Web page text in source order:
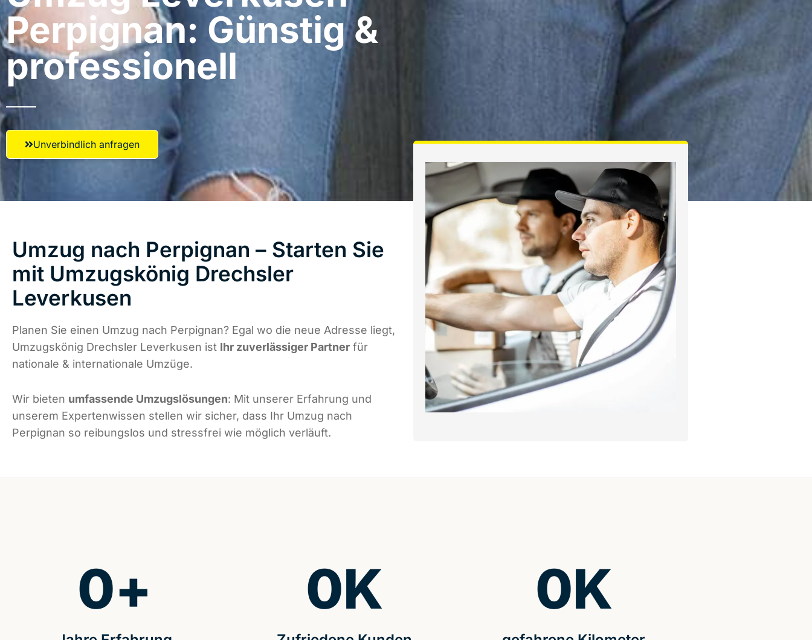
Perpignan: Günstig &
professionell​
Unverbindlich anfragen
Umzug nach Perpignan – Starten Sie
mit Umzugskönig Drechsler
Leverkusen
Planen Sie einen Umzug nach Perpignan? Egal wo die neue Adresse liegt,
Umzugskönig Drechsler Leverkusen ist Ihr zuverlässiger Partner für
nationale & internationale Umzüge.
Wir bieten umfassende Umzugslösungen: Mit unserer Erfahrung und
unserem Expertenwissen stellen wir sicher, dass Ihr Umzug nach
Perpignan so reibungslos und stressfrei wie möglich verläuft.
0+ 0K 0K